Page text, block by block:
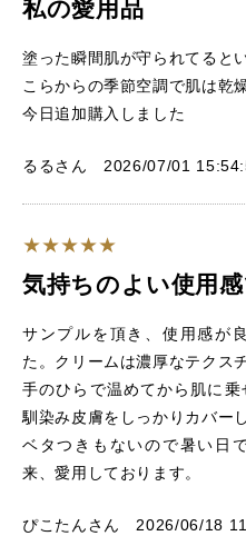
私の愛用品
塗った瞬間肌が守られてると
こらからの季節空調で肌は乾
今日追加購入しました
るるさん 2026/07/01
気持ちのよい使用感
サンプルを頂き、使用感が
た。クリームは濃厚なテクス
手のひらで温めてから肌に
馴染み皮膚をしっかりカバー
ベタつきもないので暑い日
来、愛用しております。
ぴこたんさん 2026/06/18